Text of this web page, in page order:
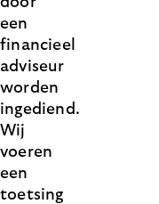
een
financieel
adviseur
worden
ingediend.
Wij
voeren
een
toetsing